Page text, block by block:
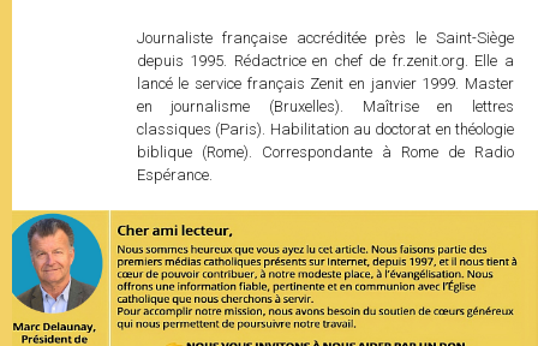
Journaliste française accréditée près le Saint-Siège
depuis 1995. Rédactrice en chef de fr.zenit.org. Elle a
lancé le service français Zenit en janvier 1999. Master
en journalisme (Bruxelles). Maîtrise en lettres
classiques (Paris). Habilitation au doctorat en théologie
biblique (Rome). Correspondante à Rome de Radio
Espérance.